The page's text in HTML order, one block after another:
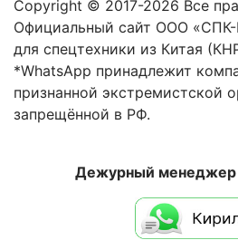
Copyright © 2017-2026 Все
Официальный сайт ООО
для спецтехники из Китая
*WhatsApp принадлежит
признанной экстремистской
запрещённой в РФ.
Дежурный менеджер